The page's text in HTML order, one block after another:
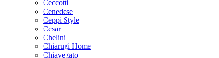
Ceccotti
Cenedese
Ceppi Style
Cesar
Chelini
Chiarugi Home
Chiavegato